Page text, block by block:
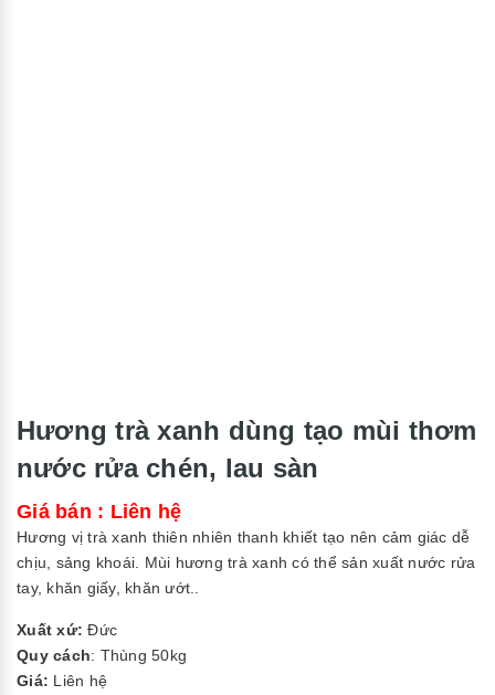
Hương trà xanh dùng tạo mùi thơm
nước rửa chén, lau sàn
Giá bán : Liên hệ
Hương vị trà xanh thiên nhiên thanh khiết tạo nên cảm giác dễ
chịu, sảng khoái. Mùi hương trà xanh có thể sản xuất nước rửa
tay, khăn giấy, khăn ướt..
Xuất xứ: Đức
Quy cách: Thùng 50kg
Giá: Liên hệ